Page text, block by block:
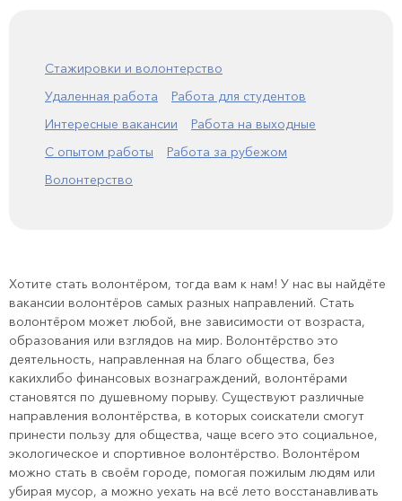
Стажировки и волонтерство
Удаленная работа
Работа для студентов
Интересные вакансии
Работа на выходные
С опытом работы
Работа за рубежом
Волонтерство
Хотите стать волонтёром, тогда вам к нам! У нас вы найдёте
вакансии волонтёров самых разных направлений. Стать
волонтёром может любой, вне зависимости от возраста,
образования или взглядов на мир. Волонтёрство это
деятельность, направленная на благо общества, без
какихлибо финансовых вознаграждений, волонтёрами
становятся по душевному порыву. Существуют различные
направления волонтёрства, в которых соискатели смогут
принести пользу для общества, чаще всего это социальное,
экологическое и спортивное волонтёрство. Волонтёром
можно стать в своём городе, помогая пожилым людям или
убирая мусор, а можно уехать на всё лето восстанавливать